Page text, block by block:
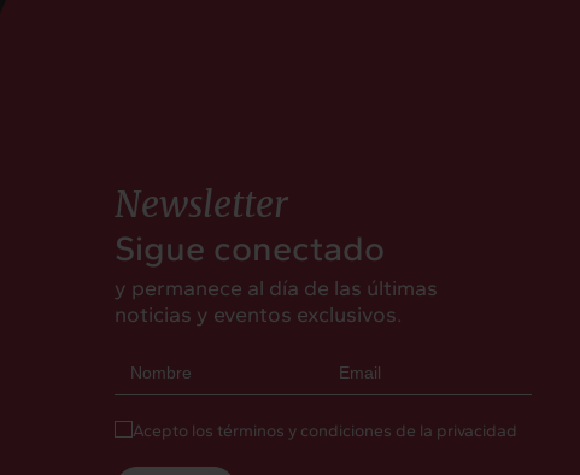
Newsletter
Sigue conectado
y permanece al día de las últimas
noticias y eventos exclusivos.
Acepto los términos y condiciones de la privacidad